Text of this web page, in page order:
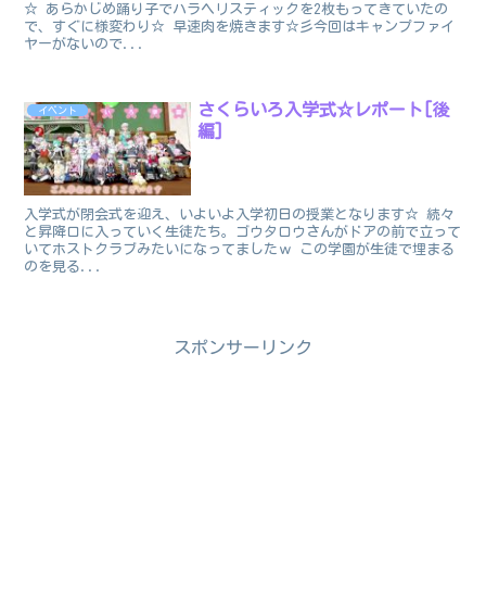
☆ あらかじめ踊り子でハラヘリスティックを2枚もってきていたの
で、すぐに様変わり☆ 早速肉を焼きます☆彡今回はキャンプファイ
ヤーがないので...
イベント
さくらいろ入学式☆レポート[後
編]
入学式が閉会式を迎え、いよいよ入学初日の授業となります☆ 続々
と昇降口に入っていく生徒たち。ゴウタロウさんがドアの前で立って
いてホストクラブみたいになってましたｗ この学園が生徒で埋まる
のを見る...
スポンサーリンク